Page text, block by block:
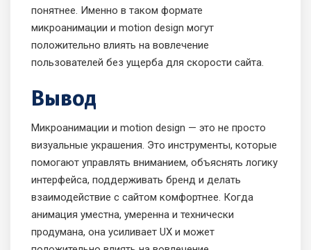
понятнее. Именно в таком формате
микроанимации и motion design могут
положительно влиять на вовлечение
пользователей без ущерба для скорости сайта.
Вывод
Микроанимации и motion design — это не просто
визуальные украшения. Это инструменты, которые
помогают управлять вниманием, объяснять логику
интерфейса, поддерживать бренд и делать
взаимодействие с сайтом комфортнее. Когда
анимация уместна, умеренна и технически
продумана, она усиливает UX и может